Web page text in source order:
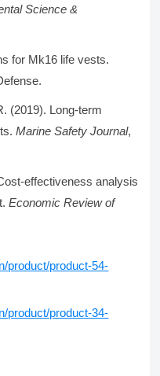
Science &
for Mk16 life vests.
(2019). Long-term
Marine Safety Journal,
effectiveness analysis
Economic Review of
product/product-54-
product/product-34-